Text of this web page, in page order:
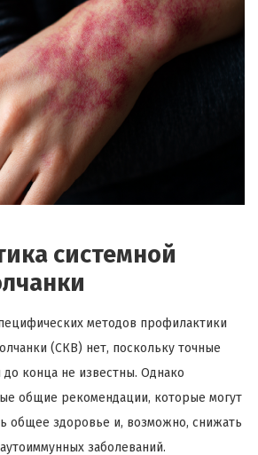
системной
методов профилактики
(СКВ) нет, поскольку точные
конца не известны. Однако
общие рекомендации, которые могут
общее здоровье и, возможно, снижать
заболеваний.